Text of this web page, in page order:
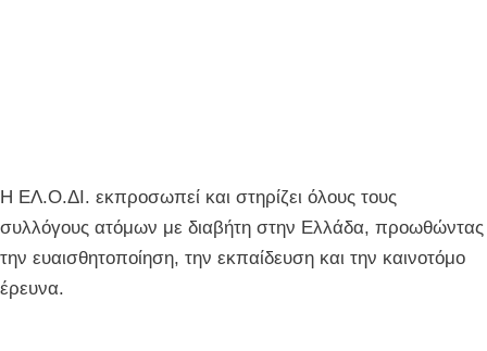
Η ΕΛ.Ο.ΔΙ. εκπροσωπεί και στηρίζει όλους τους
συλλόγους ατόμων με διαβήτη στην Ελλάδα, προωθώντας
την ευαισθητοποίηση, την εκπαίδευση και την καινοτόμο
έρευνα.